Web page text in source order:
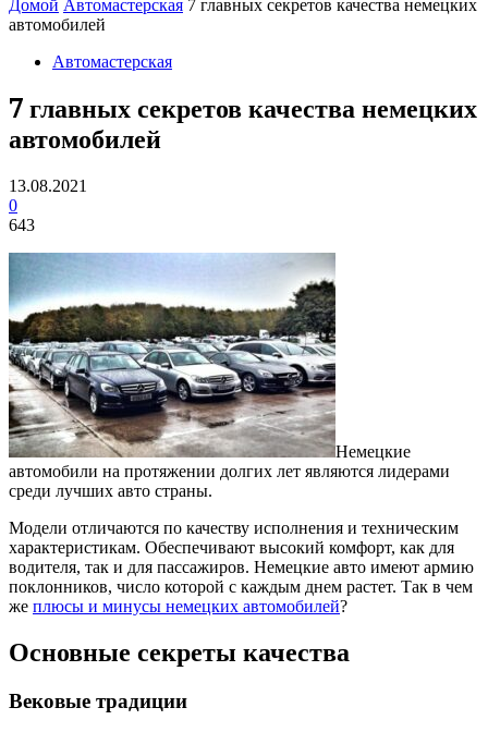
Домой Автомастерская 7 главных секретов качества немецких
автомобилей
Автомастерская
7 главных секретов качества немецких
автомобилей
13.08.2021
0
643
Немецкие
автомобили на протяжении долгих лет являются лидерами
среди лучших авто страны.
Модели отличаются по качеству исполнения и техническим
характеристикам. Обеспечивают высокий комфорт, как для
водителя, так и для пассажиров. Немецкие авто имеют армию
поклонников, число которой с каждым днем растет. Так в чем
же плюсы и минусы немецких автомобилей?
Основные секреты качества
Вековые традиции